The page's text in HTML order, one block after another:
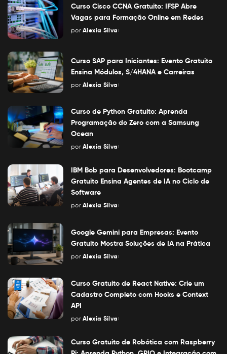
Curso Cisco CCNA Gratuito: IFSP Abre
Vagas para Formação Online em Redes
Posted
por Alexia Silva
Curso SAP para Iniciantes: Evento Gratuito
Ensina Módulos, S/4HANA e Carreiras
Posted
por Alexia Silva
Curso de Python Gratuito: Aprenda
Programação do Zero com a Samsung
Ocean
Posted
por Alexia Silva
IBM Bob para Desenvolvedores: Bootcamp
Gratuito Ensina Agentes de IA no Ciclo de
Software
Posted
por Alexia Silva
Google Gemini para Empresas: Evento
Gratuito Mostra Soluções de IA na Prática
Posted
por Alexia Silva
Curso Gratuito de React Native: Crie um
Cadastro Completo com Hooks e Context
API
Posted
por Alexia Silva
Curso Gratuito de Robótica com Raspberry